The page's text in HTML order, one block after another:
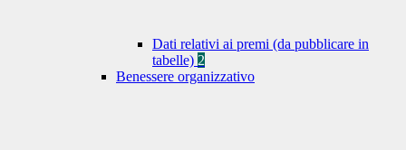
Dati relativi ai premi (da pubblicare in
tabelle) 2
Benessere organizzativo